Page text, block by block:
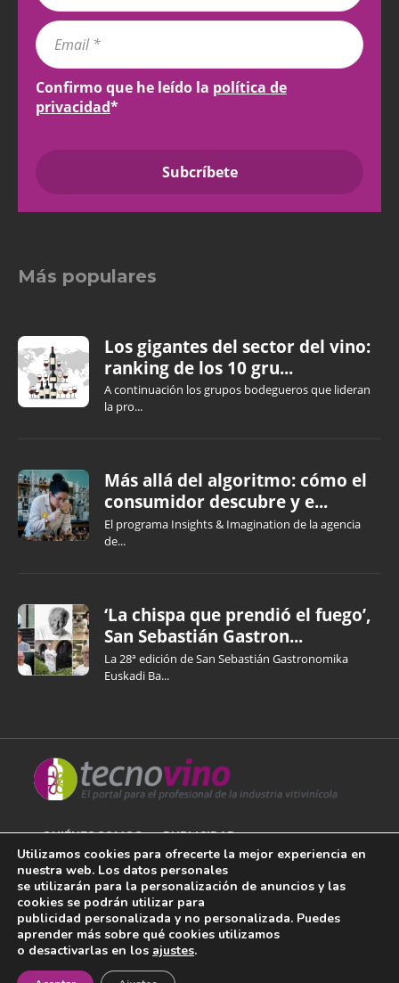
Confirmo que he leído la política de
privacidad*
Más populares
Los gigantes del sector del vino:
ranking de los 10 gru...
A continuación los grupos bodegueros que lideran
la pro...
Más allá del algoritmo: cómo el
consumidor descubre y e...
El programa Insights & Imagination de la agencia
de...
‘La chispa que prendió el fuego’,
San Sebastián Gastron...
La 28ª edición de San Sebastián Gastronomika
Euskadi Ba...
QUIÉNES SOMOS PUBLICIDAD
AVISO LEGAL
POLÍTICA DE COOKIES
POLÍTICA DE PRIVACIDAD
CONTACTO¡Newsletter!
Utilizamos cookies para ofrecerte la mejor experiencia en
nuestra web. Los datos personales
se utilizarán para la personalización de anuncios y las
cookies se podrán utilizar para
publicidad personalizada y no personalizada. Puedes
aprender más sobre qué cookies utilizamos
o desactivarlas en los ajustes.